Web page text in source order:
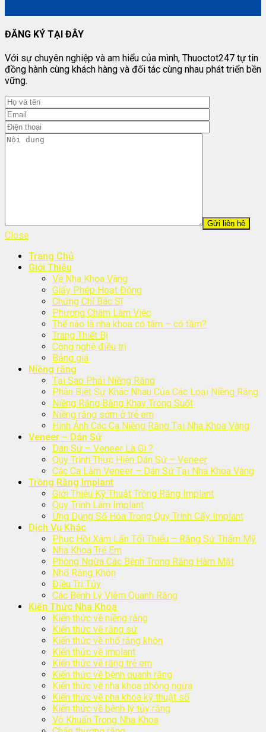
ĐĂNG KÝ TẠI ĐÂY
Với sự chuyên nghiệp và am hiểu của mình, Thuoctot247 tự tin
đồng hành cùng khách hàng và đối tác cùng nhau phát triển bền
vững.
Close
Trang Chủ
Giới Thiệu
Về Nha Khoa Vàng
Giấy Phép Hoạt Động
Chứng Chỉ Bác Sĩ
Phương Châm Làm Việc
Thế nào là nha khoa có tâm – có tầm?
Trang Thiết Bị
Công nghệ điều trị
Bảng giá
Niềng răng
Tại Sao Phải Niềng Răng
Phân Biệt Sự Khác Nhau Của Các Loại Niềng Răng
Niềng Răng Bằng Khay Trong Suốt
Niềng răng sớm ở trẻ em
Hình Ảnh Các Ca Niềng Răng Tại Nha Khoa Vàng
Veneer – Dán Sứ
Dán Sứ – Veneer Là Gì ?
Quy Trình Thực Hiện Dán Sứ – Veneer
Các Ca Làm Veneer – Dán Sứ Tại Nha Khoa Vàng
Trồng Răng Implant
Giới Thiệu Kỹ Thuật Trồng Răng Implant
Quy Trình Làm Implant
Ứng Dụng Số Hóa Trong Quy Trình Cấy Implant
Dịch Vụ Khác
Phục Hồi Xâm Lấn Tối Thiểu – Răng Sứ Thẩm Mỹ
Nha Khoa Trẻ Em
Phòng Ngừa Các Bệnh Trong Răng Hàm Mặt
Nhổ Răng Khôn
Điều Trị Tủy
Các Bệnh Lý Viêm Quanh Răng
Kiến Thức Nha Khoa
Kiến thức về niềng răng
Kiến thức về răng sứ
Kiến thức về nhổ răng khôn
Kiến thức về implant
Kiến thức về răng trẻ em
Kiến thức về bệnh quanh răng
Kiến thức về nha khoa phòng ngừa
Kiến thức về nha khoa kỹ thuật số
Kiến thức về bệnh lý tủy răng
Vô Khuẩn Trong Nha Khoa